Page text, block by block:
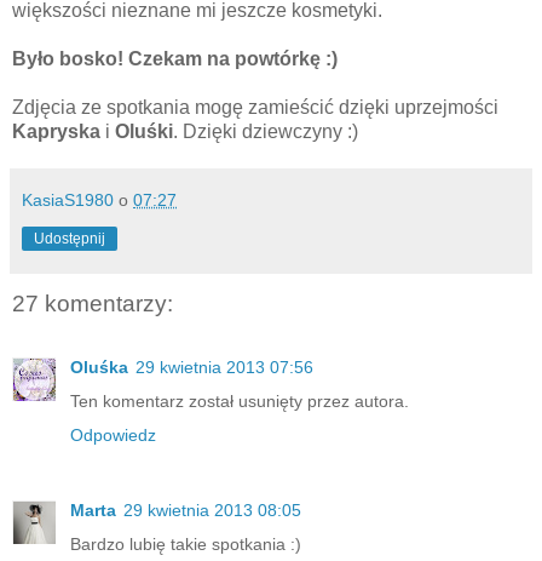
większości nieznane mi jeszcze kosmetyki.
Było bosko! Czekam na powtórkę :)
Zdjęcia ze spotkania mogę zamieścić dzięki uprzejmości
Kapryska i Oluśki. Dzięki dziewczyny :)
KasiaS1980 o 07:27
Udostępnij
27 komentarzy:
Oluśka 29 kwietnia 2013 07:56
Ten komentarz został usunięty przez autora.
Odpowiedz
Marta 29 kwietnia 2013 08:05
Bardzo lubię takie spotkania :)